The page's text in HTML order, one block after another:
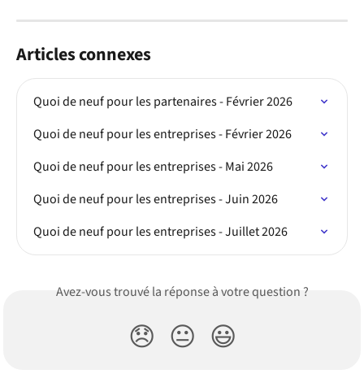
Articles connexes
Quoi de neuf pour les partenaires - Février 2026
Quoi de neuf pour les entreprises - Février 2026
Quoi de neuf pour les entreprises - Mai 2026
Quoi de neuf pour les entreprises - Juin 2026
Quoi de neuf pour les entreprises - Juillet 2026
Avez-vous trouvé la réponse à votre question ?
😞 😐 😃